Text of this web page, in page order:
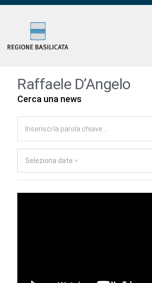
Raffaele D’Angelo
Cerca una news
Seleziona date